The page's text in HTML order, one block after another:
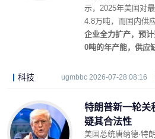
示，2025年美国对
4.8万吨，而国内供
企业全力扩产，预
0吨的年产能，供应
科技 ugmbbc 2026-07-28 08:16
特朗普新一轮关
疑其合法性
美国总统唐纳德·特